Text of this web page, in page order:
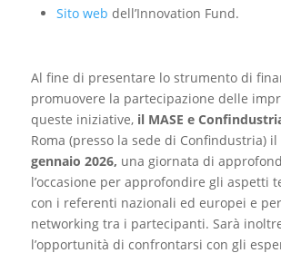
Sito web dell’Innovation Fund.
Al fine di presentare lo strumento di
promuovere la partecipazione delle
queste iniziative, il MASE e
Roma (presso la sede di Confindustria)
gennaio 2026, una giornata di
l’occasione per approfondire gli aspetti
con i referenti nazionali ed europei e
networking tra i partecipanti. Sarà
l’opportunità di confrontarsi con gli